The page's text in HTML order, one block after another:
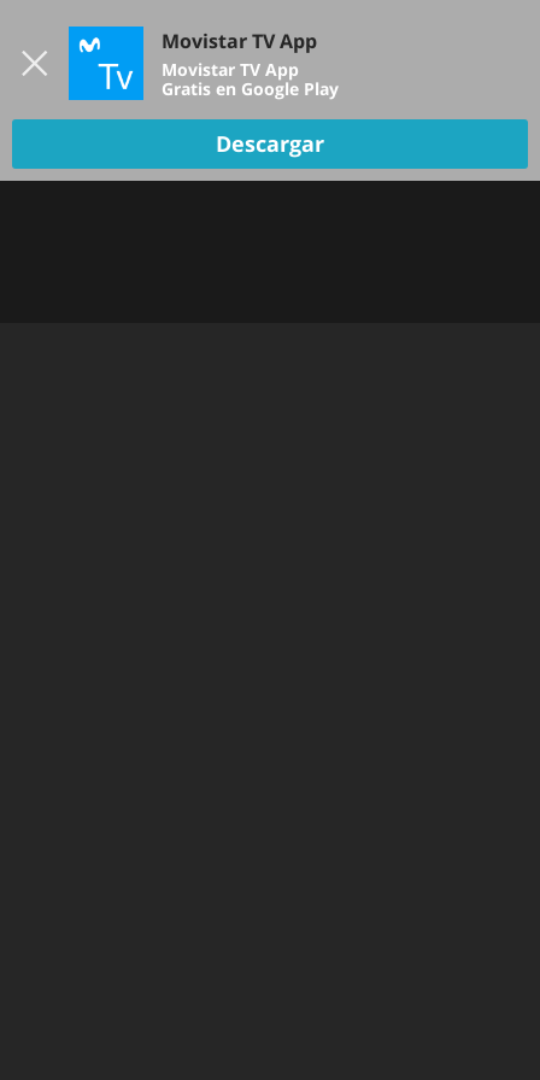
TV EN VIVO
Movistar TV App
Movistar TV App
Gratis en Google Play
Descargar